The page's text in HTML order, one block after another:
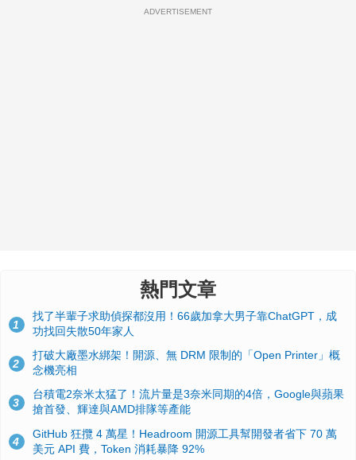
ADVERTISEMENT
熱門文章
1
找了半輩子求助偵探都沒用！66歲加拿大男子靠ChatGPT，成
功找回失散50年家人
2
打破大廠墨水綁架！開源、無 DRM 限制的「Open Printer」概
念機亮相
3
台積電2奈米太猛了！流片量是3奈米同期的4倍，Google與蘋果
搶首發、輝達與AMD排隊等產能
4
GitHub 狂攬 4 萬星！Headroom 開源工具幫開發者省下 70 萬
美元 API 費，Token 消耗暴降 92%